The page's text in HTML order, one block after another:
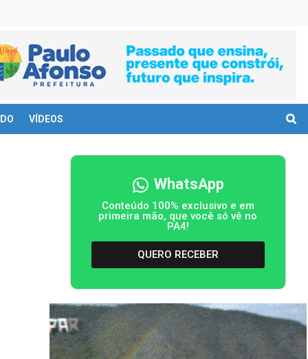
VÍDEOS
WhatsApp
Conteúdo 100% exclusivo e em
primeira mão, que você só vê no
PA4!
QUERO RECEBER